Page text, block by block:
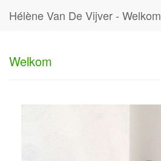
Hélène Van De Vijver - Welkom
Welkom